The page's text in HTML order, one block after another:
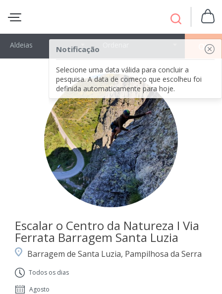
Notificação
Selecione uma data válida para concluir a
pesquisa. A data de começo que escolheu foi
definida automaticamente para hoje.
OK
Aldeias
Escalar o Centro da Natureza I Via
Ferrata Barragem Santa Luzia
Barragem de Santa Luzia, Pampilhosa da Serra
Todos os dias
Agosto